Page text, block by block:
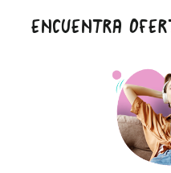
ENCUENTRA